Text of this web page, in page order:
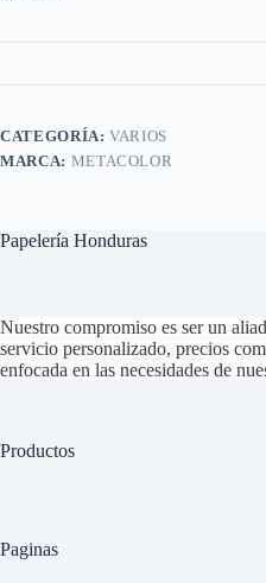
CATEGORÍA:VARIOS
MARCA: METACOLOR
Papelería Honduras
Nuestro compromiso es ser un
servicio personalizado, precios
enfocada en las necesidades de
Productos
Paginas